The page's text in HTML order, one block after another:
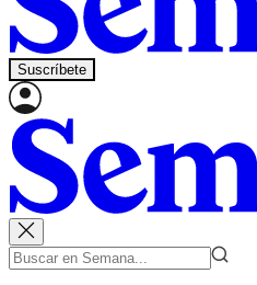
Suscríbete